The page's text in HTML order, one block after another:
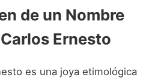
niño que empiezan por U
que empiezan por W
de un Nombre
Ernesto
es una joya etimológica